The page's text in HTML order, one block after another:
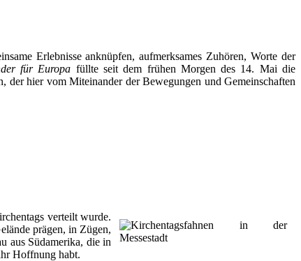
Erlebnisse anknüpfen, aufmerksames Zuhören, Worte der
für Europa füllte seit dem frühen Morgen des 14. Mai die
hier vom Miteinander der Bewegungen und Gemeinschaften
verteilt wurde.
prägen, in Zügen,
aus Südamerika, die in
Hoffnung habt.